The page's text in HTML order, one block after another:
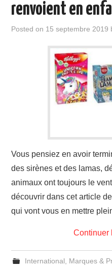
renvoient en
Posted on 15 septembre 2019
Vous pensiez en avoir
des sirènes et des lamas,
animaux ont toujours le
découvrir dans cet article
qui vont vous en mettre
Continuer
International Marques &